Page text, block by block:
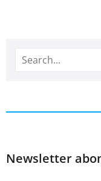
Newsletter